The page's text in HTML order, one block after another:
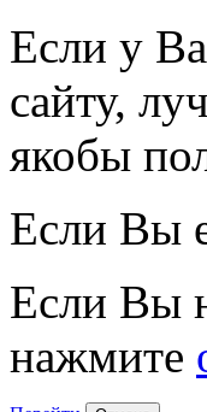
Если у
сайту,
якобы
Если Вы
Если Вы
нажмите